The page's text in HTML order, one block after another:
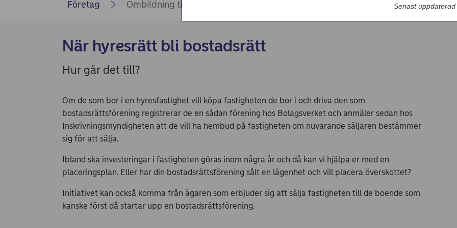
Nordea Bilportal
AutoFX Hedging
Nordea Finans internettjänst
First Card Login
Självserviceportalen
Företag Ombildning till bostadsrätt
När hyresrätt bli bostadsrätt
Hur går det till?
Om de som bor i en hyresfastighet vill köpa fastigheten de bor i och driva den som
bostadsrättsförening registrerar de en sådan förening hos Bolagsverket och anmäler sedan hos
Inskrivningsmyndigheten att de vill ha hembud på fastigheten om nuvarande säljaren bestämmer
sig för att sälja.
Ibland ska investeringar i fastigheten göras inom några år och då kan vi hjälpa er med en
placeringsplan. Eller har din bostadsrättsförening sålt en lägenhet och vill placera överskottet?
Initiativet kan också komma från ägaren som erbjuder sig att sälja fastigheten till de boende som
kanske först då startar upp en bostadsrättsförening.
Senast